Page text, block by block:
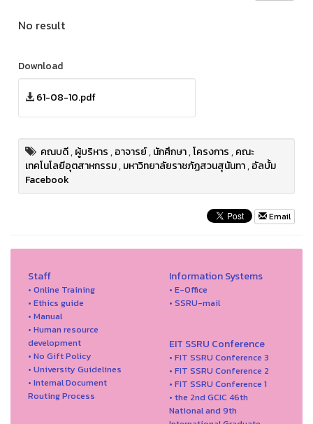
No result
Download
61-08-10.pdf
คณบดี,ผู้บริหาร,อาจารย์,นักศึกษา,โครงการ,คณะ
เทคโนโลยีอุตสาหกรรม,มหาวิทยาลัยราชภัฏสวนสุนันทา,อัลบั้ม
Facebook
Email
Staff
• Online Training
• Ethics guide
• Manual
• Human resource
development
• No Gift Policy
• University Guidelines
• Internal Document
Routing Process
Information Systems
• E-Office
• SSRU-mail
EIT SSRU Conference
• FIT SSRU Conference 3
• FIT SSRU Conference 2
• FIT SSRU Conference 1
• the 2nd GCIC 46th
National and 9th